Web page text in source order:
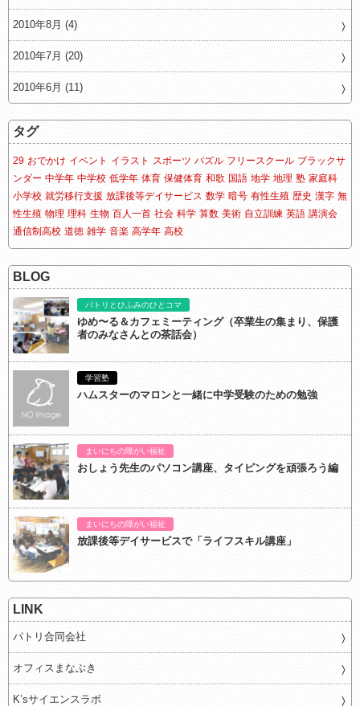
2010年8月 (4)
2010年7月 (20)
2010年6月 (11)
タグ
29 おでかけ イベント イラスト スポーツ パズル フリースクール ブラックサ
ンダー 中学年 中学校 低学年 体育 保健体育 和歌 国語 地学 地理 塾 家庭科
小学校 就労移行支援 放課後等デイサービス 数学 暗号 有性生殖 歴史 漢字 無
性生殖 物理 理科 生物 百人一首 社会 科学 算数 美術 自立訓練 英語 講演会
通信制高校 道徳 雑学 音楽 高学年 高校
BLOG
パトリとひふみのひとコマ
ゆめ〜る＆カフェミーティング（卒業生の集まり、保護
者のみなさんとの茶話会）
学習塾
ハムスターのマロンと一緒に中学受験のための勉強
まいにちの障がい福祉
おしょう先生のパソコン講座、タイピングを頑張ろう編
まいにちの障がい福祉
放課後等デイサービスで「ライフスキル講座」
LINK
パトリ合同会社
オフィスまなぶき
K’sサイエンスラボ